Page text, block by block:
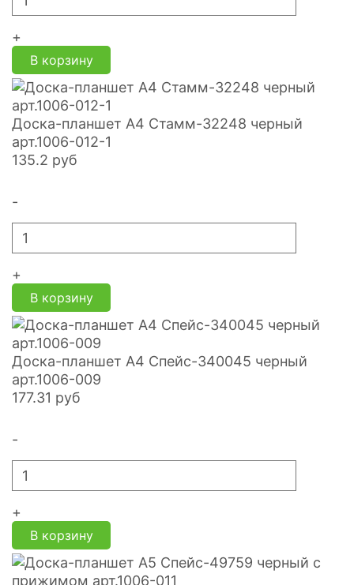
+
В корзину
Доска-планшет А4 Стамм-32248 черный
арт.1006-012-1
135.2 руб
-
+
В корзину
Доска-планшет А4 Спейс-340045 черный
арт.1006-009
177.31 руб
-
+
В корзину